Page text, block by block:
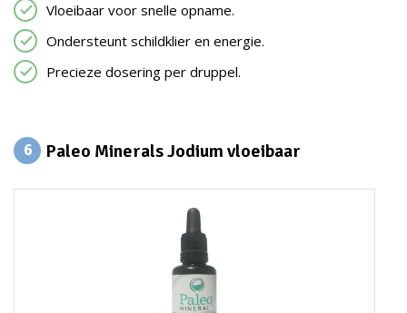
Vloeibaar voor snelle opname.
Ondersteunt schildklier en energie.
Precieze dosering per druppel.
6 Paleo Minerals Jodium vloeibaar